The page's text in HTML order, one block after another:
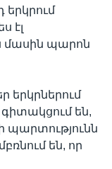
երկրում
էլ
մասին պարոն
երկրներում
են,
պարտությունն
են, որ